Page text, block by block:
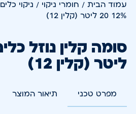
עמוד הבית / חומרי ניקוי / ניקוי כלים
12% 20 ליטר (קלין 12)
ליטר (קלין 12)
מפרט טכני תיאור המוצר